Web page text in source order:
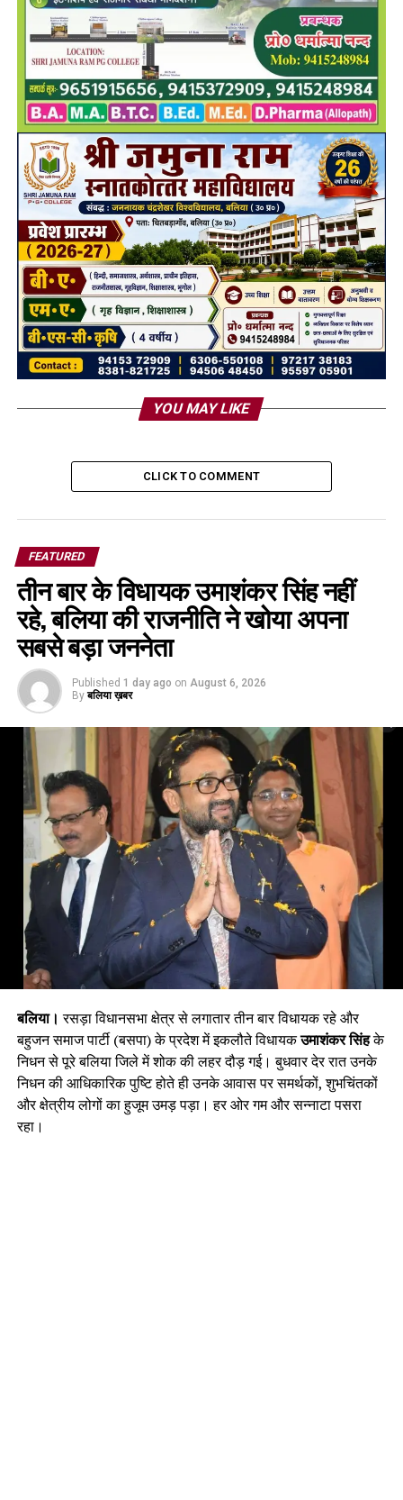
YOU MAY LIKE
CLICK TO COMMENT
FEATURED
तीन बार के विधायक उमाशंकर सिंह नहीं
रहे, बलिया की राजनीति ने खोया अपना
सबसे बड़ा जननेता
Published 1 day ago on August 6, 2026
By बलिया ख़बर
बलिया। रसड़ा विधानसभा क्षेत्र से लगातार तीन बार विधायक रहे और
बहुजन समाज पार्टी (बसपा) के प्रदेश में इकलौते विधायकउमाशंकर सिंहके
निधन से पूरे बलिया जिले में शोक की लहर दौड़ गई। बुधवार देर रात उनके
निधन की आधिकारिक पुष्टि होते ही उनके आवास पर समर्थकों, शुभचिंतकों
और क्षेत्रीय लोगों का हुजूम उमड़ पड़ा। हर ओर गम और सन्नाटा पसरा
रहा।